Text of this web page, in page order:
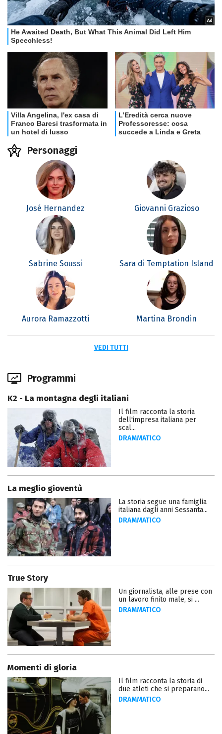
Personaggi
José Hernandez Giovanni Grazioso
Sabrine Soussi Sara di Temptation Island
Aurora Ramazzotti Martina Brondin
VEDI TUTTI
Programmi
K2 - La montagna degli italiani
Il film racconta la storia
dell'impresa italiana per
scal...
DRAMMATICO
La meglio gioventù
La storia segue una famiglia
italiana dagli anni Sessanta...
DRAMMATICO
True Story
Un giornalista, alle prese con
un lavoro finito male, si ...
DRAMMATICO
Momenti di gloria
Il film racconta la storia di
due atleti che si preparano...
DRAMMATICO